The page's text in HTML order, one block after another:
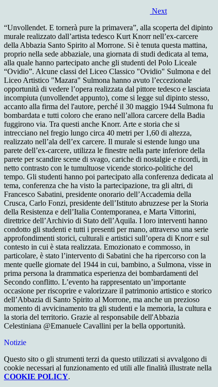
Next
“Unvollendet. E tornerà pure la primavera”, alla scoperta del dipinto
murale realizzato dall’artista tedesco Kurt Knorr nell’ex-carcere
della Abbazia Santo Spirito al Morrone. Si è tenuta questa mattina,
proprio nella sede abbaziale, una giornata di studi dedicata al tema,
alla quale hanno partecipato anche gli studenti del Polo Liceale
“Ovidio”. Alcune classi del Liceo Classico "Ovidio" Sulmona e del
Liceo Artistico "Mazara" Sulmona hanno avuto l’eccezionale
opportunità di vedere l’opera realizzata dal pittore tedesco e lasciata
incompiuta (unvollendet appunto), come si legge sul dipinto stesso,
accanto alla firma del l'autore, perché il 30 maggio 1944 Sulmona fu
bombardata e tutti coloro che erano nell’allora carcere della Badia
fuggirono via. Tra questi anche Knorr. Arte e storia che si
intrecciano nel fregio lungo circa 40 metri per 1,60 di altezza,
realizzato nell’ala dell’ex carcere. Il murale si estende lungo una
parete dell’ex-carcere, utilizza le finestre nella parte inferiore della
parete per scandire scene di svago, cariche di nostalgie e ricordi, in
netto contrasto con le tumultuose vicende storico-politiche del
tempo. Gli studenti hanno poi partecipato alla conferenza dedicata al
tema, conferenza che ha visto la partecipazione, tra gli altri, di
Francesco Sabatini, presidente onorario dell’Accademia della
Crusca, Carlo Fonzi, presidente dell’Istituto abruzzese per la Storia
della Resistenza e dell’Italia Contemporanea, e Marta Vittorini,
direttrice dell’Archivio di Stato dell’Aquila. I loro interventi hanno
condotto gli studenti e tutti i presenti per mano, attraverso una serie
approfondimenti storici, culturali e artistici sull’opera di Knorr e sul
contesto in cui è stata realizzata. Emozionato e commosso, in
particolare, è stato l’intervento di Sabatini che ha ripercorso con la
mente quelle giornate del 1944 in cui, bambino, a Sulmona, visse in
prima persona la drammatica esperienza dei bombardamenti del
Secondo conflitto. L’evento ha rappresentato un’importante
occasione per riscoprire e valorizzare il patrimonio artistico e storico
dell’Abbazia di Santo Spirito al Morrone, ma anche un prezioso
momento di avvicinamento tra gli studenti e la memoria, la cultura e
la storia del territorio. Grazie al responsabile dell'Abbazia
Celestiniana @Emanuele Cavallini per la bella opportunità.
Notizie
Questo sito o gli strumenti terzi da questo utilizzati si avvalgono di
cookie necessari al funzionamento ed utili alle finalità illustrate nella
COOKIE POLICY.